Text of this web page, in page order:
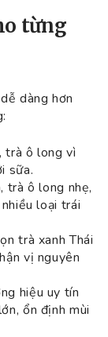
từng
dàng hơn
trà ô long vì
sữa.
trà ô long nhẹ,
loại trái
trà xanh Thái
vị nguyên
hiệu uy tín
ổn định mùi